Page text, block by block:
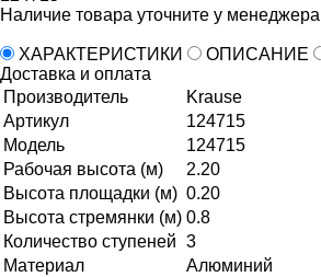
Наличие товара уточните у менеджера
ХАРАКТЕРИСТИКИ ОПИСАНИЕ
Доставка и оплата
Производитель
Krause
Артикул
124715
Модель
124715
Рабочая высота (м)
2.20
Высота площадки (м) 0.20
Высота стремянки (м) 0.8
Количество ступеней 3
Материал
Алюминий